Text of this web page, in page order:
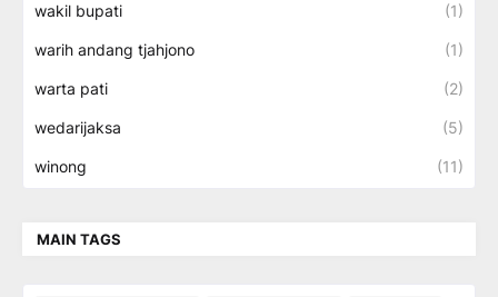
wakil bupati (1)
warih andang tjahjono (1)
warta pati (2)
wedarijaksa (5)
winong (11)
MAIN TAGS